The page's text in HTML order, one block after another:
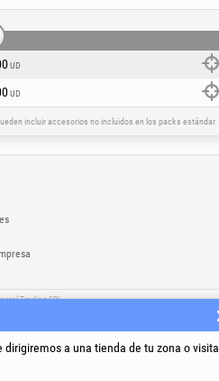
equipo de protección:
y como se indica en el
provocar lesiones
UD
UD
incluir accesorios no incluidos en los packs estándar.
Trading SRL.
dirigiremos a una tienda de tu zona o visita